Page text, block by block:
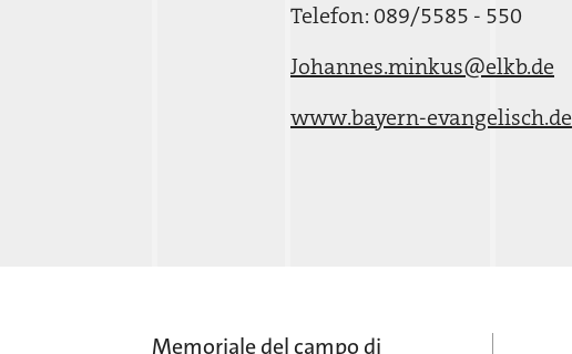
Telefon: 089/5585 - 550
Johannes.minkus@elkb.de
www.bayern-evangelisch.de
Memoriale del campo di